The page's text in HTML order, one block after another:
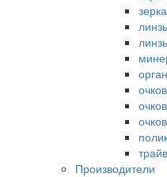
Производители